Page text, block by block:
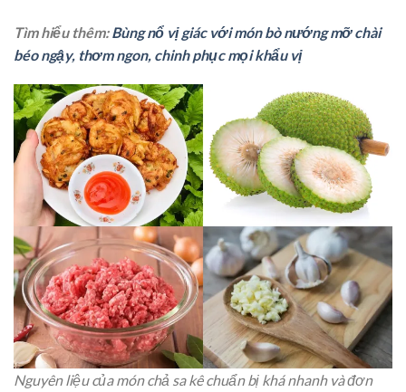
Tìm hiểu thêm:Bùng nổ vị giác với món bò nướng mỡ chài
béo ngậy, thơm ngon, chinh phục mọi khẩu vị
Nguyên liệu của món chả sa kê chuẩn bị khá nhanh và đơn